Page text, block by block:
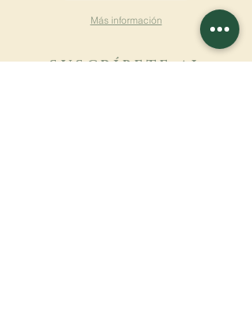
Más información
SUSCRÍBETE AL